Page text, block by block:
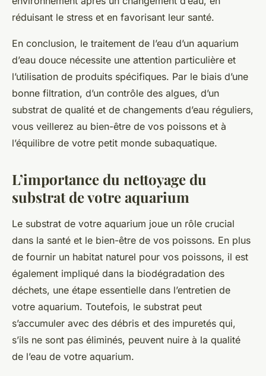
réduisant le stress et en favorisant leur santé.
En conclusion, le traitement de l’eau d’un aquarium
d’eau douce nécessite une attention particulière et
l’utilisation de produits spécifiques. Par le biais d’une
bonne filtration, d’un contrôle des algues, d’un
substrat de qualité et de changements d’eau réguliers,
vous veillerez au bien-être de vos poissons et à
l’équilibre de votre petit monde subaquatique.
L’importance du nettoyage du
substrat de votre aquarium
Le substrat de votre aquarium joue un rôle crucial
dans la santé et le bien-être de vos poissons. En plus
de fournir un habitat naturel pour vos poissons, il est
également impliqué dans la biodégradation des
déchets, une étape essentielle dans l’entretien de
votre aquarium. Toutefois, le substrat peut
s’accumuler avec des débris et des impuretés qui,
s’ils ne sont pas éliminés, peuvent nuire à la qualité
de l’eau de votre aquarium.